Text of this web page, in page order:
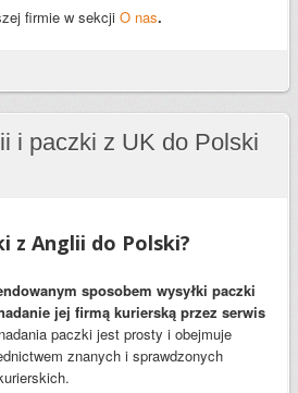
firmie w sekcji O nas.
i paczki z UK do Polski
z Anglii do Polski?
sposobem wysyłki paczki
jej firmą kurierską przez serwis
paczki jest prosty i obejmuje
znanych i sprawdzonych